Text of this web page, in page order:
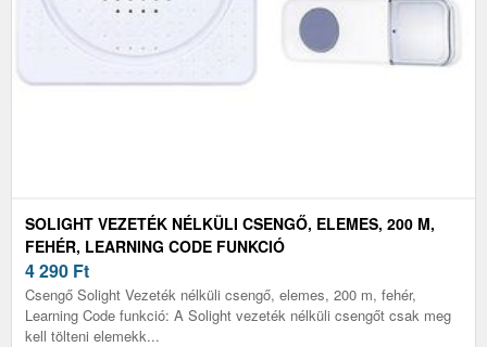
SOLIGHT VEZETÉK NÉLKÜLI CSENGŐ, ELEMES, 200 M,
FEHÉR, LEARNING CODE FUNKCIÓ
4 290 Ft
Csengő Solight Vezeték nélküli csengő, elemes, 200 m, fehér,
Learning Code funkció: A Solight vezeték nélküli csengőt csak meg
kell tölteni elemekk...